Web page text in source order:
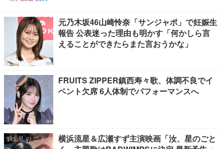
元乃木坂46山崎怜奈「サンジャポ」で妊娠生
報告 公表迷った理由も明かす「何かしら言
えることができたらまた言おうかな」
FRUITS ZIPPER鎮西寿々歌、体調不良でイ
ベント欠席 6人体制でパフォーマンスへ
横浜流星＆広瀬すず主演映画「汝、星のごと